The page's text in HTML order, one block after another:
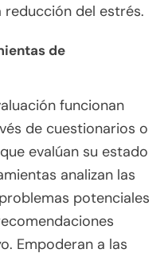
reducción del estrés.
de
funcionan
de cuestionarios o
evalúan su estado
analizan las
potenciales
Empoderan a las